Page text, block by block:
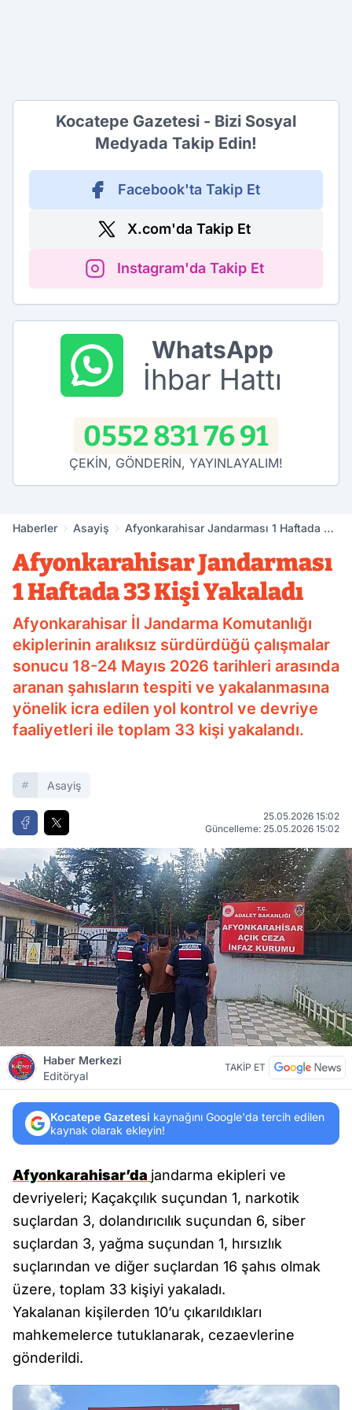
Kocatepe Gazetesi - Bizi Sosyal
Medyada Takip Edin!
Facebook'ta Takip Et
X.com'da Takip Et
Instagram'da Takip Et
WhatsApp
İhbar Hattı
0552 831 76 91
ÇEKİN, GÖNDERİN, YAYINLAYALIM!
Haberler Asayiş
Afyonkarahisar Jandarması 1 Haftada 33
Afyonkarahisar Jandarması
1 Haftada 33 Kişi Yakaladı
Afyonkarahisar İl Jandarma Komutanlığı
ekiplerinin aralıksız sürdürdüğü çalışmalar
sonucu 18-24 Mayıs 2026 tarihleri arasında
aranan şahısların tespiti ve yakalanmasına
yönelik icra edilen yol kontrol ve devriye
faaliyetleri ile toplam 33 kişi yakalandı.
Asayiş
25.05.2026 15:02
Güncelleme: 25.05.2026 15:02
Haber Merkezi
Editöryal
TAKİP ET
Kocatepe Gazetesi kaynağını Google'da tercih edilen
kaynak olarak ekleyin!
Afyonkarahisar’da jandarma ekipleri ve
devriyeleri; Kaçakçılık suçundan 1, narkotik
suçlardan 3, dolandırıcılık suçundan 6, siber
suçlardan 3, yağma suçundan 1, hırsızlık
suçlarından ve diğer suçlardan 16 şahıs olmak
üzere, toplam 33 kişiyi yakaladı.
Yakalanan kişilerden 10’u çıkarıldıkları
mahkemelerce tutuklanarak, cezaevlerine
gönderildi.